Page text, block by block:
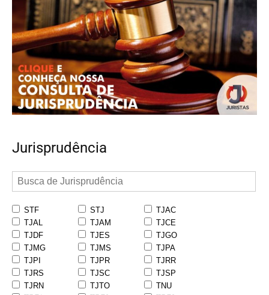
Jurisprudência
STF STJ
TJAC
TJAL
TJAM
TJCE
TJDF
TJES
TJGO
TJMG
TJMS
TJPA
TJPI
TJPR
TJRR
TJRS
TJSC
TJSP
TJRN
TJTO
TNU